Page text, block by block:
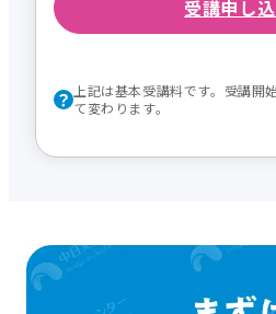
受講申し
上記は基本受講料です。受講開
て変わります。